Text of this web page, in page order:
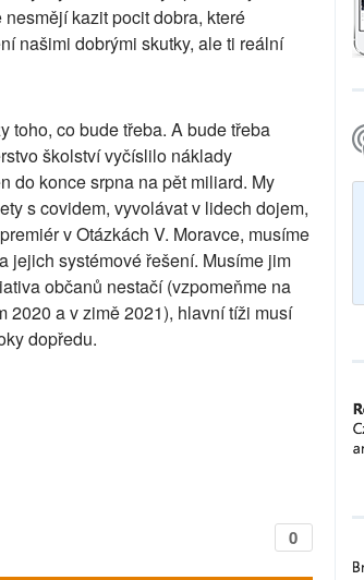
kazit pocit dobra, které
našimi dobrými skutky, ale ti reální
toho, co bude třeba. A bude třeba
školství vyčíslilo náklady
do konce srpna na pět miliard. My
s covidem, vyvolávat v lidech dojem,
v Otázkách V. Moravce, musíme
jejich systémové řešení. Musíme jim
občanů nestačí (vzpomeňme na
2020 a v zimě 2021), hlavní tíži musí
dopředu.
0